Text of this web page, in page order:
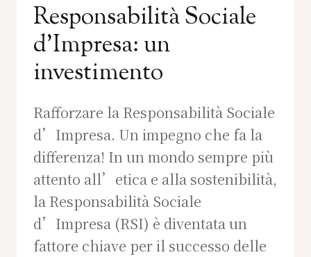
Responsabilità Sociale
d’Impresa: un
investimento
Rafforzare la Responsabilità Sociale
d’Impresa. Un impegno che fa la
differenza! In un mondo sempre più
attento all’etica e alla sostenibilità,
la Responsabilità Sociale
d’Impresa (RSI) è diventata un
fattore chiave per il successo delle